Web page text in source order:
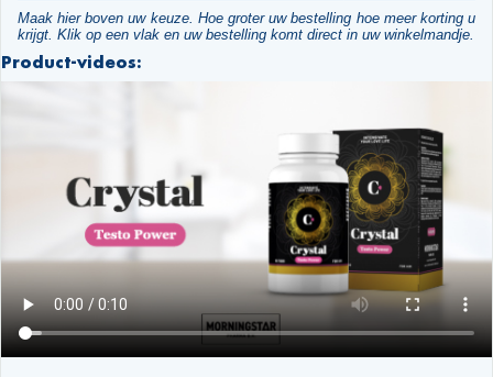
Maak hier boven uw keuze. Hoe groter uw bestelling hoe meer korting u
krijgt. Klik op een vlak en uw bestelling komt direct in uw winkelmandje.
Product-videos: